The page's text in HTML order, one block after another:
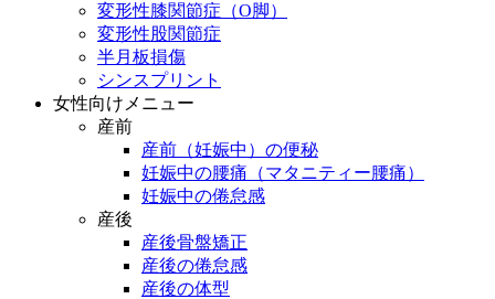
変形性膝関節症（O脚）
変形性股関節症
半月板損傷
シンスプリント
女性向けメニュー
産前
産前（妊娠中）の便秘
妊娠中の腰痛（マタニティー腰痛）
妊娠中の倦怠感
産後
産後骨盤矯正
産後の倦怠感
産後の体型